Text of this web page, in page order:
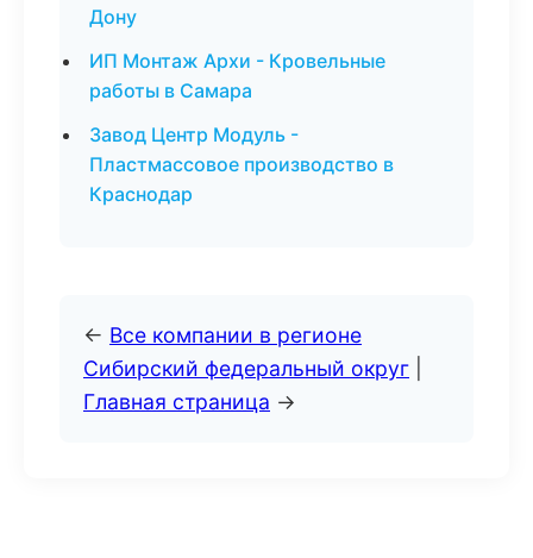
Дону
ИП Монтаж Архи - Кровельные
работы в Самара
Завод Центр Модуль -
Пластмассовое производство в
Краснодар
← Все компании в регионе
Сибирский федеральный округ
Главная страница →